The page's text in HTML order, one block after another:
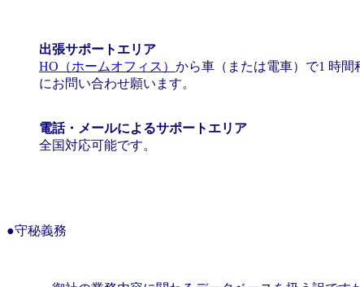
出張サポートエリア
HO（ホームオフィス） から車（または電車）で1 時
にお問い合わせ願います。
電話・メールによるサポートエリア
全国対応可能です。
●守秘義務